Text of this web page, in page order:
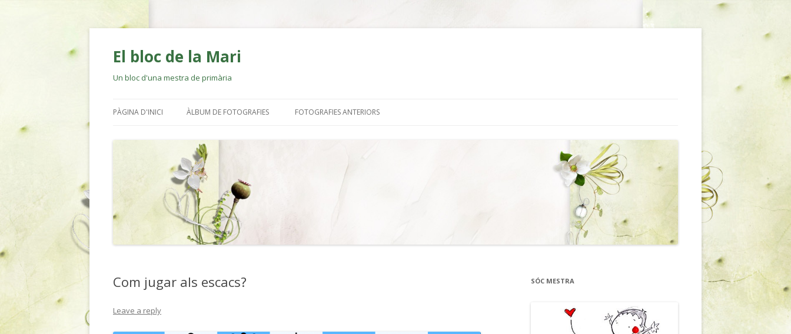
El bloc de la Mari
Un bloc d'una mestra de primària
PÀGINA D'INICI ÀLBUM DE FOTOGRAFIES FOTOGRAFIES ANTERIORS
Com jugar als escacs?
Leave a reply
SÓC MESTRA